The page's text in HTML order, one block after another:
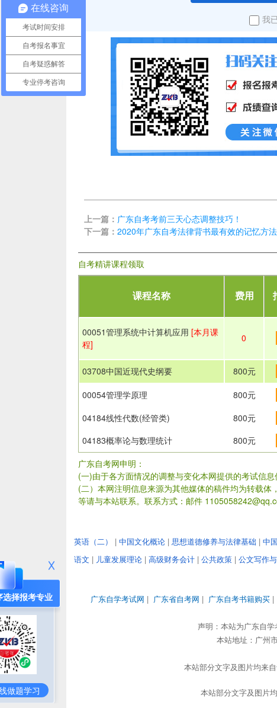
我
上一篇： 广东自考考前三天心态调整技巧！
下一篇： 2020年广东自考法律背书最有效的记忆方法
自考精讲课程领取
课程名称 费用
00051管理系统中计算机应用 [本月课
程]
0
03708中国近现代史纲要 800元
00054管理学原理 800元
04184线性代数(经管类) 800元
04183概率论与数理统计 800元
广东自考网申明：
(一)由于各方面情况的调整与变化本网提供的考试信
(二）本网注明信息来源为其他媒体的稿件均为转载
等请与本站联系。联系方式：邮件
选择报考专业
做题学习
英语（二） | 中国文化概论 | 思想道德修养与法律基础 | 中
语文 | 儿童发展理论 | 高级财务会计 | 公共政策 | 公文写作
广东自学考试网 | 广东省自考网 | 广东自考书籍购买 |
声明：本站为广东自
本站地址：广州
本站部分文字及图片均来
本站部分文字及图片
在线咨询
考试时间安排
自考报名事宜
自考疑惑解答
专业停考咨询